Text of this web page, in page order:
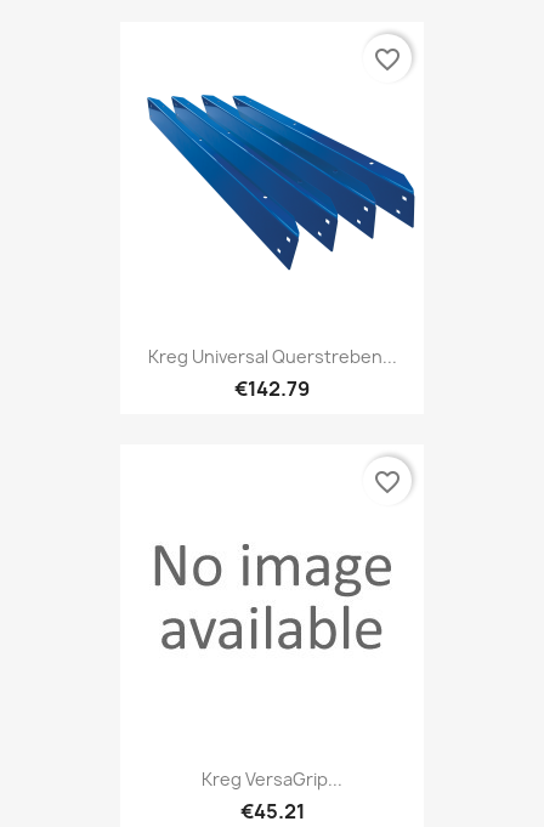
Kreg Universal Querstreben...
€142.79
favorite_border
Kreg VersaGrip...
€45.21
favorite_border